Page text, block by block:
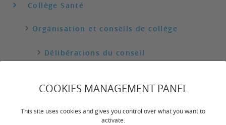
COOKIES MANAGEMENT PANEL
This site uses cookies and gives you control over what you want to
activate.
Collège Santé
Organisation et conseils de collège
Délibérations du conseil
UFR des Sciences médicales
Délibérations du conseil d'UFR